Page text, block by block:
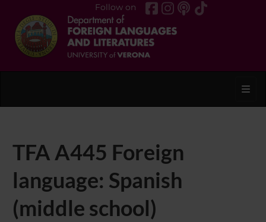
Follow on
TFA A445 Foreign
language: Spanish
(middle school)